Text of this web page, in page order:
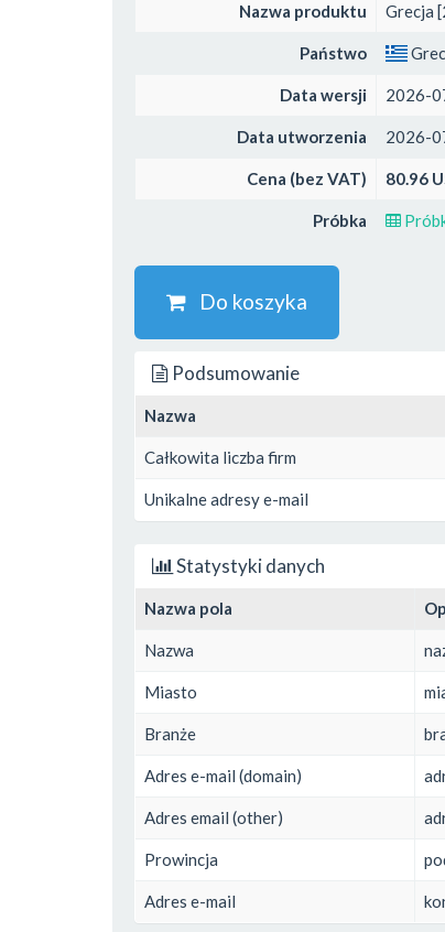
Nazwa produktu Grecja
Państwo
Data wersji 2026-
Data utworzenia 2026-
Cena (bez VAT) 80.96
Próbka
Do koszyka
Podsumowanie
Nazwa
Całkowita liczba firm
Unikalne adresy e-mail
Statystyki danych
Nazwa pola
Nazwa
Miasto
Branże
Adres e-mail (domain)
Adres email (other)
Prowincja
Adres e-mail